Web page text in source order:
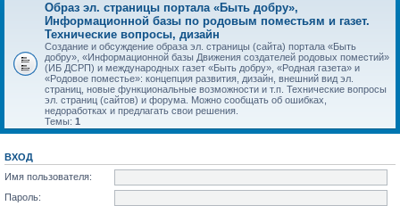
Образ эл. страницы портала «Быть добру»,
Информационной базы по родовым поместьям и газет.
Технические вопросы, дизайн
Создание и обсуждение образа эл. страницы (сайта) портала «Быть
добру», «Информационной базы Движения создателей родовых поместий»
(ИБ ДСРП) и международных газет «Быть добру», «Родная газета» и
«Родовое поместье»: концепция развития, дизайн, внешний вид эл.
страниц, новые функциональные возможности и т.п. Технические вопросы
эл. страниц (сайтов) и форума. Можно сообщать об ошибках,
недоработках и предлагать свои решения.
Темы: 1
ВХОД
Имя пользователя:
Пароль: